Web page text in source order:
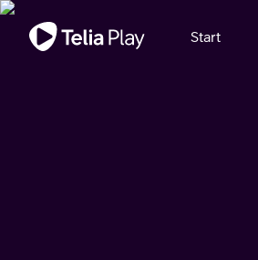
Viktigt meddelande
Start